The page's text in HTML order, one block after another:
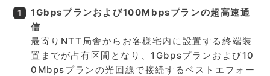
1Gbpsプランおよび100Mbpsプランの超高速通
信
最寄りNTT局舎からお客様宅内に設置する終端装
置までが占有区間となり、1Gbpsプランおよび10
0Mbpsプランの光回線で接続するベストエフォー